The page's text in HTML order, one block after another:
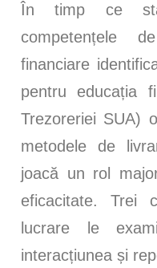
În timp ce
competențele
financiare
pentru educația
Trezoreriei SUA)
metodele de
joacă un rol
eficacitate. Trei
lucrare le
interacțiunea și